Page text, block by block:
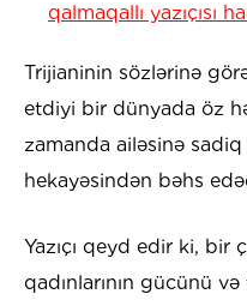
qalmaqallı yazıçısı
Trijianinin sözlərinə
etdiyi bir dünyada öz
zamanda ailəsinə sadiq
hekayəsindən bəhs
Yazıçı qeyd edir ki, bir
qadınlarının gücünü